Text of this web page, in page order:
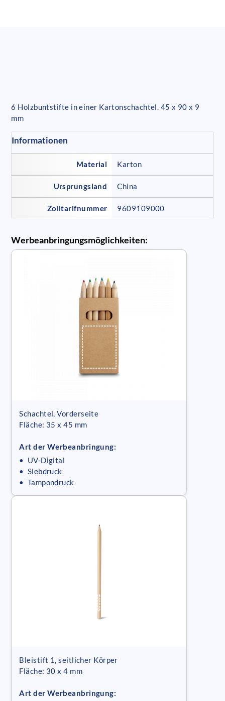
6 Holzbuntstifte in einer Kartonschachtel. 45 x 90 x 9
mm
Informationen
Material Karton
Ursprungsland China
Zolltarifnummer 9609109000
Werbeanbringungsmöglichkeiten:
Schachtel, Vorderseite
Fläche: 35 x 45 mm
Art der Werbeanbringung:
• UV-Digital
• Siebdruck
• Tampondruck
Bleistift 1, seitlicher Körper
Fläche: 30 x 4 mm
Art der Werbeanbringung: